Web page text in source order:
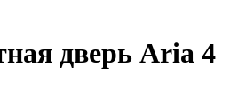
дверь Aria 4